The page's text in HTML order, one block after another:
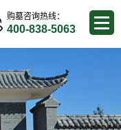
购墓咨询热线：
400-838-5063